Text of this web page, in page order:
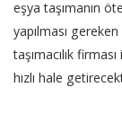
eşya taşımanın
yapılması
taşımacılık
hızlı hale